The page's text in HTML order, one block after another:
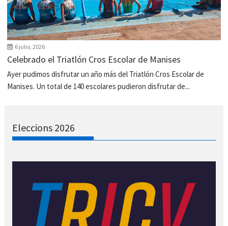
6 julio, 2026
Celebrado el Triatlón Cros Escolar de Manises
Ayer pudimos disfrutar un año más del Triatlón Cros Escolar de
Manises. Un total de 140 escolares pudieron disfrutar de...
Eleccions 2026